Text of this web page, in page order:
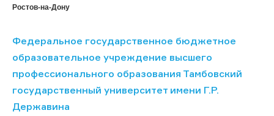
Ростов-на-Дону
Федеральное государственное бюджетное
образовательное учреждение высшего
профессионального образования Тамбовский
государственный университет имени Г.Р.
Державина